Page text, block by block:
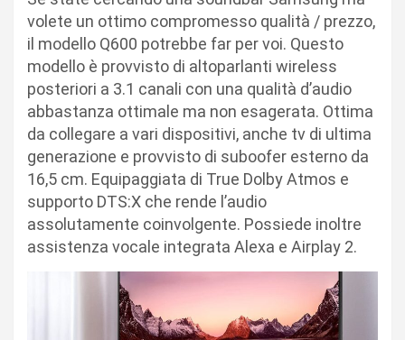
volete un ottimo compromesso qualità / prezzo,
il modello Q600 potrebbe far per voi. Questo
modello è provvisto di altoparlanti wireless
posteriori a 3.1 canali con una qualità d’audio
abbastanza ottimale ma non esagerata. Ottima
da collegare a vari dispositivi, anche tv di ultima
generazione e provvisto di suboofer esterno da
16,5 cm. Equipaggiata di True Dolby Atmos e
supporto DTS:X che rende l’audio
assolutamente coinvolgente. Possiede inoltre
assistenza vocale integrata Alexa e Airplay 2.